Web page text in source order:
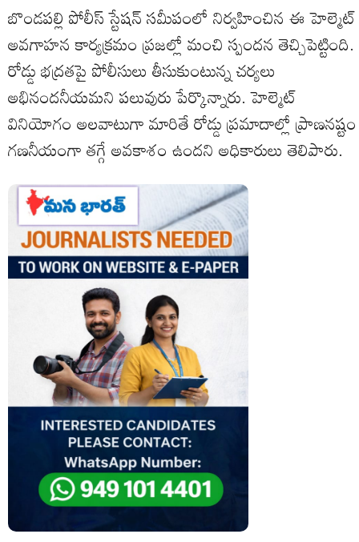
బొండపల్లి పోలీస్ స్టేషన్ సమీపంలో నిర్వహించిన ఈ హెల్మెట్
అవగాహన కార్యక్రమం ప్రజల్లో మంచి స్పందన తెచ్చిపెట్టింది.
రోడ్డు భద్రతపై పోలీసులు తీసుకుంటున్న చర్యలు
అభినందనీయమని పలువురు పేర్కొన్నారు. హెల్మెట్
వినియోగం అలవాటుగా మారితే రోడ్డు ప్రమాదాల్లో ప్రాణనష్టం
గణనీయంగా తగ్గే అవకాశం ఉందని అధికారులు తెలిపారు.